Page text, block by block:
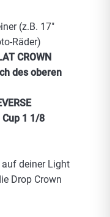
(z.B. 17″
Räder)
CROWN
des oberen
1 1/8
auf deiner Light
Drop Crown